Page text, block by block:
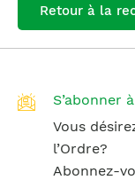
Retour à la
S’abonner
Vous
l’Ordre?
Abonnez-